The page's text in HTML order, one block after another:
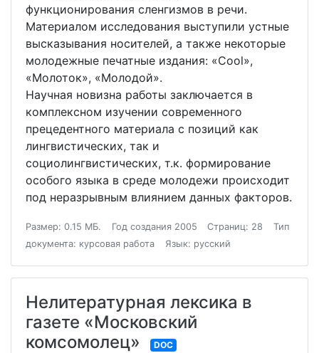
функционирования сленгизмов в речи.
Материалом исследования выступили устные
высказывания носителей, а также некоторые
молодежные печатные издания: «Cool»,
«Молоток», «Молодой».
Научная новизна работы заключается в
комплексном изучении современного
прецедентного материала с позиций как
лингвистических, так и
социолингвистических, т.к. формирование
особого языка в среде молодежи происходит
под неразрывным влиянием данных факторов.
Размер: 0.15 МБ. Год создания 2005 Страниц: 28
Тип
документа: курсовая работа
Язык: русский
Нелитературная лексика в
газете «Московский
комсомолец»
DOC